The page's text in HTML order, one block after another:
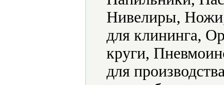
Нивелиры,
для клининга,
круги,
для